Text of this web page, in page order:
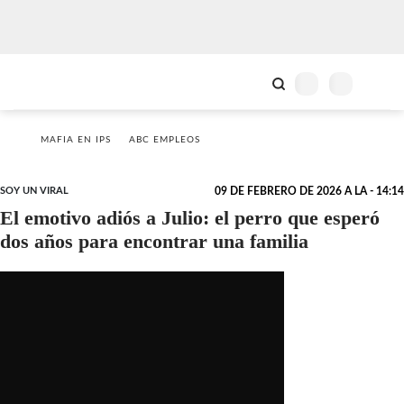
MAFIA EN IPS ABC EMPLEOS
SOY UN VIRAL 09 DE FEBRERO DE 2026 A LA - 14:14
El emotivo adiós a Julio: el perro que esperó
dos años para encontrar una familia